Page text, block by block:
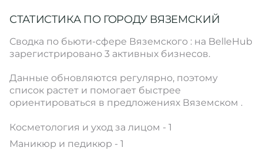
СТАТИСТИКА ПО ГОРОДУ ВЯЗЕМСКИЙ
Сводка по бьюти-сфере Вяземского : на BelleHub
зарегистрировано 3 активных бизнесов.
Данные обновляются регулярно, поэтому
список растет и помогает быстрее
ориентироваться в предложениях Вяземском .
Косметология и уход за лицом - 1
Маникюр и педикюр - 1